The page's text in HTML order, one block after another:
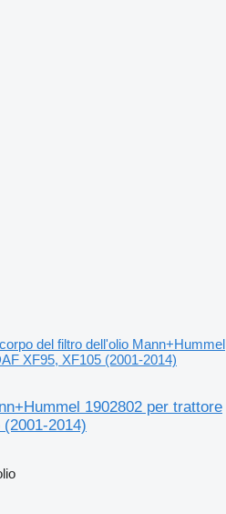
corpo del filtro dell'olio Mann+Hummel
XF95, XF105 (2001-2014)
1902802 per trattore
2014)